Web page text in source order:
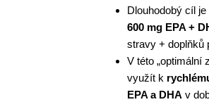
Dlouhodobý cíl je
600 mg EPA +
stravy + doplňků
V této „optimální
využít k
EPA a DHA v